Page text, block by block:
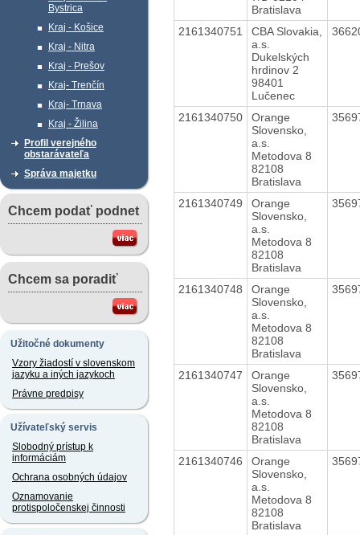
Bystrica
Kraj - Košice
Kraj - Nitra
Kraj - Prešov
Kraj- Trenčín
Kraj- Trnava
Kraj - Žilina
Profil verejného
obstarávateľa
Správa majetku
Chcem podať podnet
Chcem sa poradiť
Užitočné dokumenty
Vzory žiadostí v slovenskom
jazyku a iných jazykoch
Právne predpisy
Užívateľský servis
Slobodný prístup k
informáciám
Ochrana osobných údajov
Oznamovanie
protispoločenskej činnosti
Bratislava
2161340751
CBA Slovakia,
a.s.
Dukelských
hrdinov 2
98401
Lučenec
2161340750
Orange
Slovensko,
a.s.
Metodova 8
82108
Bratislava
2161340749
Orange
Slovensko,
a.s.
Metodova 8
82108
Bratislava
2161340748
Orange
Slovensko,
a.s.
Metodova 8
82108
Bratislava
2161340747
Orange
Slovensko,
a.s.
Metodova 8
82108
Bratislava
2161340746
Orange
Slovensko,
a.s.
Metodova 8
82108
Bratislava